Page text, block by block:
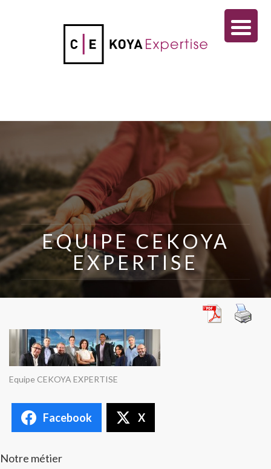
EQUIPE CEKOYA
EXPERTISE
Equipe CEKOYA EXPERTISE
Facebook X
Notre métier